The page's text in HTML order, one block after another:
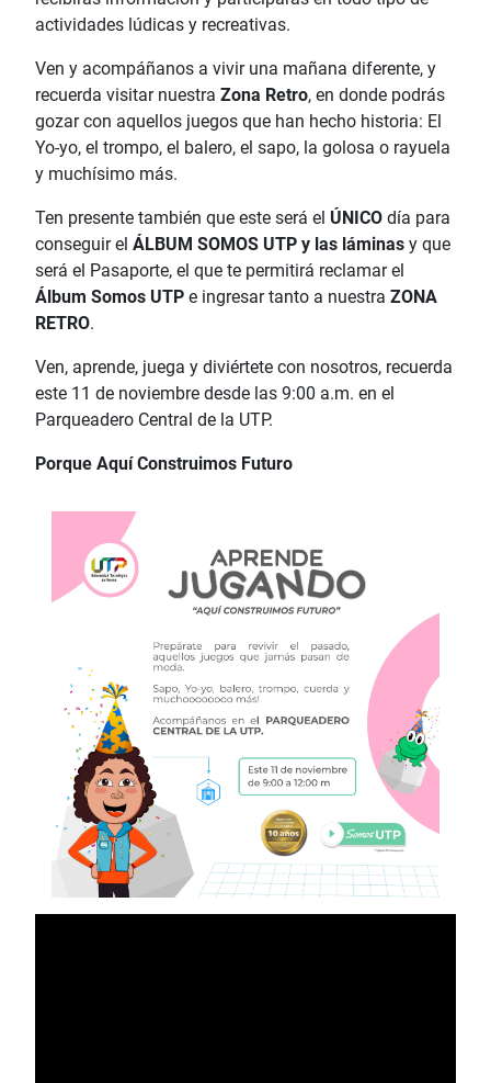
actividades lúdicas y recreativas.
Ven y acompáñanos a vivir una mañana diferente, y
recuerda visitar nuestra Zona Retro, en donde podrás
gozar con aquellos juegos que han hecho historia: El
Yo-yo, el trompo, el balero, el sapo, la golosa o rayuela
y muchísimo más.
Ten presente también que este será el ÚNICO día para
conseguir el ÁLBUM SOMOS UTP y las láminas y que
será el Pasaporte, el que te permitirá reclamar el
Álbum Somos UTP e ingresar tanto a nuestra ZONA
RETRO.
Ven, aprende, juega y diviértete con nosotros, recuerda
este 11 de noviembre desde las 9:00 a.m. en el
Parqueadero Central de la UTP.
Porque Aquí Construimos Futuro